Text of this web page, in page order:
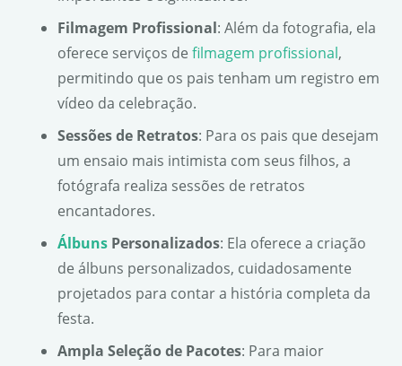
Filmagem Profissional: Além da fotografia, ela
oferece serviços de filmagem profissional,
permitindo que os pais tenham um registro em
vídeo da celebração.
Sessões de Retratos: Para os pais que desejam
um ensaio mais intimista com seus filhos, a
fotógrafa realiza sessões de retratos
encantadores.
Álbuns Personalizados: Ela oferece a criação
de álbuns personalizados, cuidadosamente
projetados para contar a história completa da
festa.
Ampla Seleção de Pacotes: Para maior